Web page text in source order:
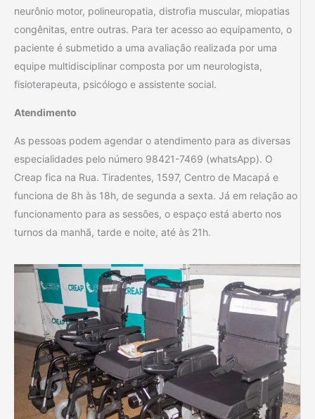
neurônio motor, polineuropatia, distrofia muscular, miopatias
congênitas, entre outras. Para ter acesso ao equipamento, o
paciente é submetido a uma avaliação realizada por uma
equipe multidisciplinar composta por um neurologista,
fisioterapeuta, psicólogo e assistente social.
Atendimento
As pessoas podem agendar o atendimento para as diversas
especialidades pelo número 98421-7469 (whatsApp). O
Creap fica na Rua. Tiradentes, 1597, Centro de Macapá e
funciona de 8h às 18h, de segunda a sexta. Já em relação ao
funcionamento para as sessões, o espaço está aberto nos
turnos da manhã, tarde e noite, até às 21h.